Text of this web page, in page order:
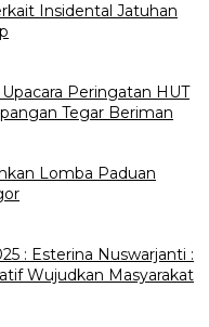
Insidental Jatuhan
Peringatan HUT
Tegar Beriman
Lomba Paduan
: Esterina Nuswarjanti :
Wujudkan Masyarakat